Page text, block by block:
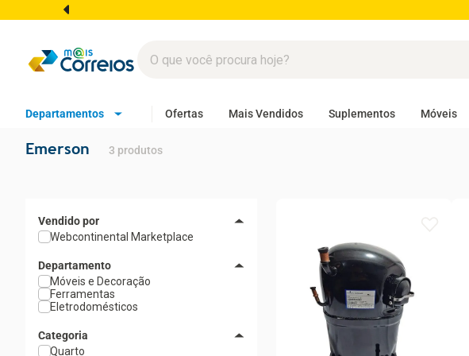
Departamentos Ofertas Mais Vendidos Suplementos Móveis
Emerson 3 produtos
Webcontinental Marketplace
Departamento
Móveis e Decoração
Ferramentas
Eletrodomésticos
Categoria
Quarto